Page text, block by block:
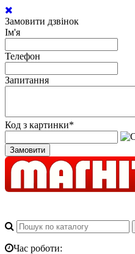
Замовити дзвінок
Ім'я
Телефон
Запитання
Код з картинки*
Замовити
Час роботи: